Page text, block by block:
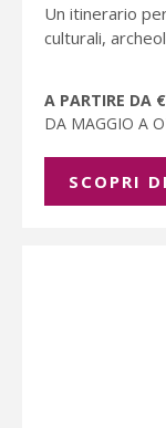
Un itinerario
culturali,
A PARTIRE DA
DA MAGGIO A
SCOPRI